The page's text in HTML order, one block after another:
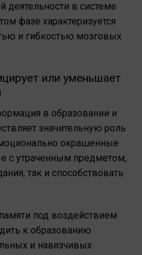
деятельности в системе
фазе характеризуется
и гибкостью мозговых
или уменьшает
в образовании и
значительную роль
окрашенные
с утраченным предметом,
так и способствовать
под воздействием
к образованию
и навязчивых